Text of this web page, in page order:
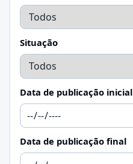
Situação
Data de publicação inicial
Data de publicação final